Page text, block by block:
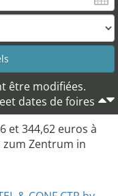
être modifiées.
dates de foires
et 344,62 euros à
zum Zentrum in